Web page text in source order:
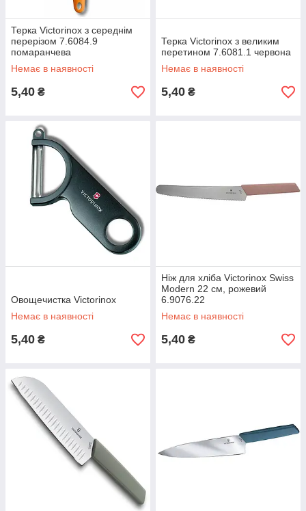
Терка Victorinox з середнім
перерізом 7.6084.9
помаранчева
Немає в наявності
5,40 ₴
Терка Victorinox з великим
перетином 7.6081.1 червона
Немає в наявності
5,40 ₴
Овощечистка Victorinox
Немає в наявності
5,40 ₴
Ніж для хліба Victorinox Swiss
Modern 22 см, рожевий
6.9076.22
Немає в наявності
5,40 ₴